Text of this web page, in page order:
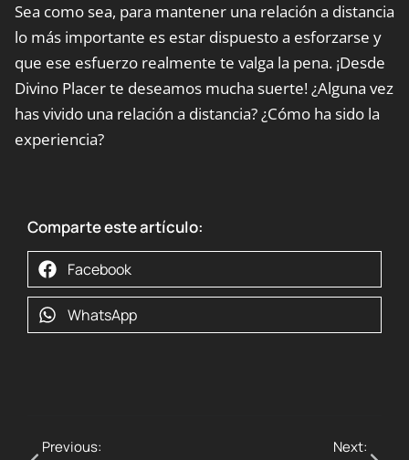
Sea como sea, para mantener una relación a distancia
lo más importante es estar dispuesto a esforzarse y
que ese esfuerzo realmente te valga la pena. ¡Desde
Divino Placer te deseamos mucha suerte! ¿Alguna vez
has vivido una relación a distancia? ¿Cómo ha sido la
experiencia?
Comparte este artículo:
Facebook
WhatsApp
Previous: Next: